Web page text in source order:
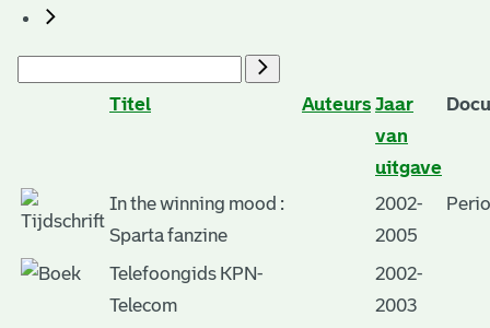
Titel Auteurs Jaar
van
uitgave
In the winning mood :
Sparta fanzine
2002-
2005
Telefoongids KPN-
Telecom
2002-
2003